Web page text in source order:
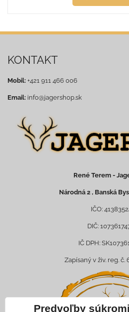
KONTAKT
Mobil: +421 911 466 006
Email: info@jagershop.sk
René Terem -
Národná 2 , Banská
IČO:
DIČ:
IČ DPH:
Zapísaný v živ. reg. č.
Predvoľby